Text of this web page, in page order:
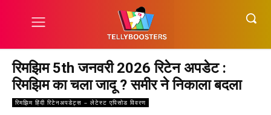
रिमझिम 5th जनवरी 2026 रिटेन अपडेट :
रिमझिम का चला जादू ? समीर ने निकाला बदला
रिमझिम हिंदी रिटेनअपडेट्स – लेटेस्ट एपिसोड विवरण